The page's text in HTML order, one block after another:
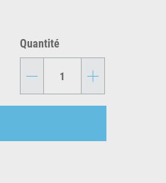
Quantité
- +